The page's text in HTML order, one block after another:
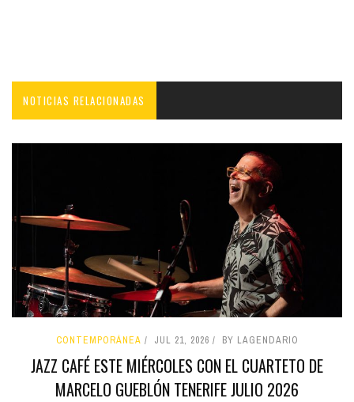
NOTICIAS RELACIONADAS
CONTEMPORÁNEA JUL 21, 2026 BY LAGENDARIO
JAZZ CAFÉ ESTE MIÉRCOLES CON EL CUARTETO DE
MARCELO GUEBLÓN TENERIFE JULIO 2026